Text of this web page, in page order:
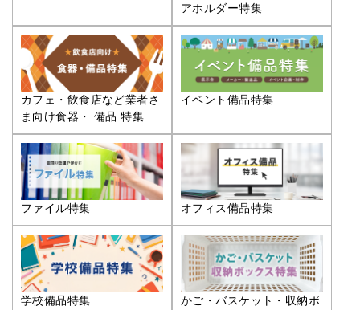
アホルダー特集
カフェ・飲食店など業者さ
ま向け食器・ 備品 特集
イベント備品特集
ファイル特集 オフィス備品特集
学校備品特集
かご・バスケット・収納ボ